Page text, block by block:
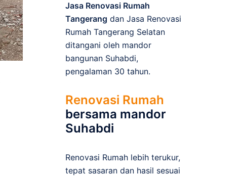
Jasa Renovasi Rumah
Tangerang dan Jasa Renovasi
Rumah Tangerang Selatan
ditangani oleh mandor
bangunan Suhabdi,
pengalaman 30 tahun.
Renovasi Rumah
bersama mandor
Suhabdi
Renovasi Rumah lebih terukur,
tepat sasaran dan hasil sesuai